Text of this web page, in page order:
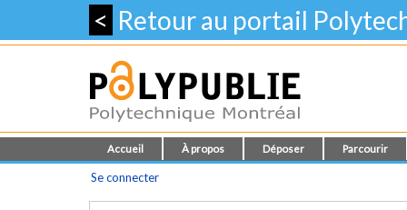
< Retour au portail
Accueil À propos Déposer Parcourir
Se connecter